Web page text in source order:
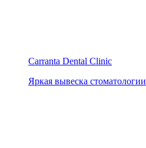
Carranta Dental Clinic
Яркая вывеска стоматологии